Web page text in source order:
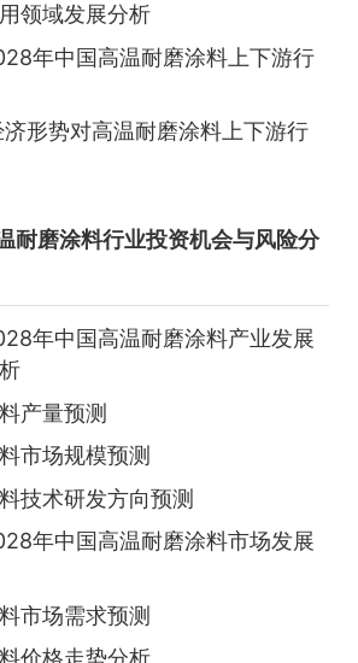
领域发展分析
年中国高温耐磨涂料上下游行
形势对高温耐磨涂料上下游行
耐磨涂料行业投资机会与风险分
年中国高温耐磨涂料产业发展
产量预测
市场规模预测
技术研发方向预测
年中国高温耐磨涂料市场发展
市场需求预测